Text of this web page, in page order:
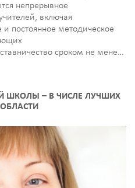
непрерывное
включая
постоянное методическое
сроком не менее
ШКОЛЫ – В ЧИСЛЕ ЛУЧШИХ